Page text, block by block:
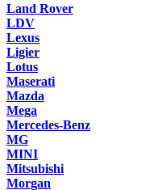
Land Rover
LDV
Lexus
Ligier
Lotus
Maserati
Mazda
Mega
Mercedes-Benz
MG
MINI
Mitsubishi
Morgan